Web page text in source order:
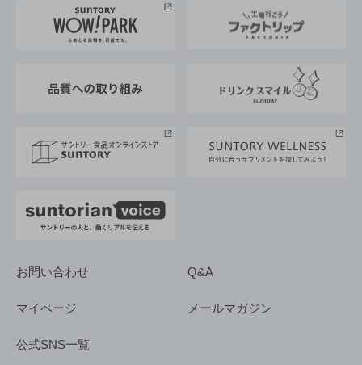
地域情報
サントリーサンバーズ大阪
サントリーが考えるサステナビリティ経営
企業概要
採用情報
お問い合わせ Q&A
マイページ メールマガジン
公式SNS一覧